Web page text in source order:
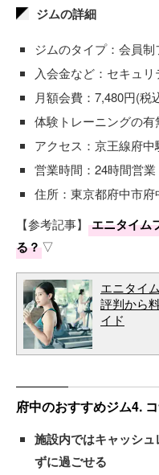
ジムの詳細
ジムのタイプ：会員
入会金など：セキュ
月額会費：7,480円(税
体験トレーニングの有
アクセス：京王線府
営業時間：24時間営業
住所：東京都府中市
【参考記事】
エニタイム
る？▽
エニタイ
評判から
イド
府中のおすすめジム4.
施設内ではキャッシ
ずに過ごせる